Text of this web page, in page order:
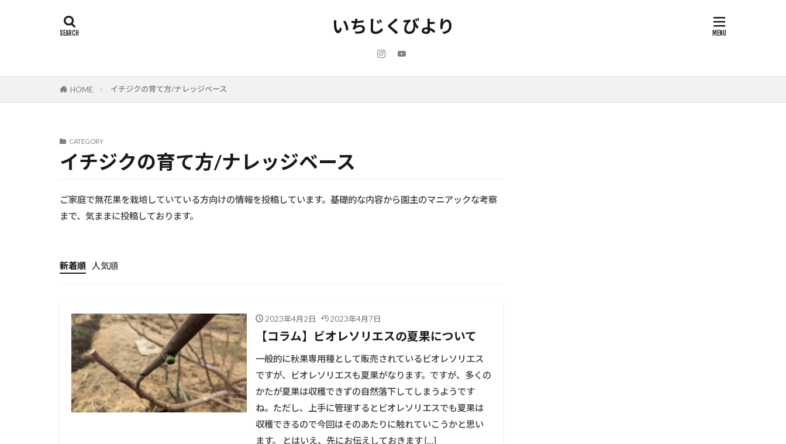
いちじくびより
HOME イチジクの育て方/ナレッジベース
CATEGORY
イチジクの育て方/ナレッジベース
ご家庭で無花果を栽培していている方向けの情報を投稿しています。基礎的な内容から園主のマニアックな考察
まで、気ままに投稿しております。
新着順 人気順
2023年4月2日 2023年4月7日
【コラム】ビオレソリエスの夏果について
一般的に秋果専用種として販売されているビオレソリエス
ですが、ビオレソリエスも夏果がなります。ですが、多くの
かたが夏果は収穫できずの自然落下してしまうようです
ね。ただし、上手に管理するとビオレソリエスでも夏果は
収穫できるので今回はそのあたりに触れていこうかと思い
ます。 とはいえ、先にお伝えしておきます […]